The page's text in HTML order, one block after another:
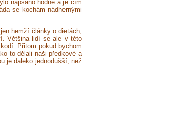
napsáno hodně a je čím
se kochám nádhernými
hemží články o dietách,
Většina lidí se ale v této
Přitom pokud bychom
to dělali naši předkové a
je daleko jednodušší, než